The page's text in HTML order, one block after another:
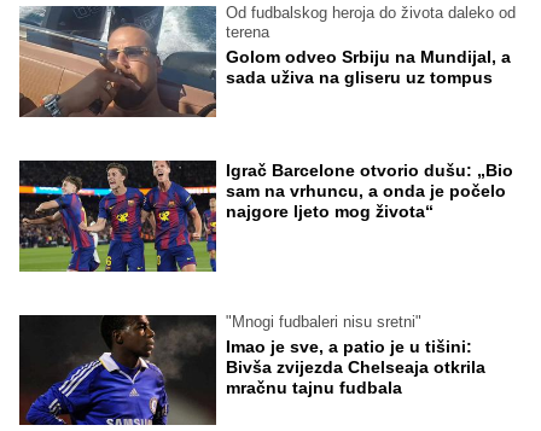
Od fudbalskog heroja do života daleko od
terena
Golom odveo Srbiju na Mundijal, a
sada uživa na gliseru uz tompus
Igrač Barcelone otvorio dušu: „Bio
sam na vrhuncu, a onda je počelo
najgore ljeto mog života“
"Mnogi fudbaleri nisu sretni"
Imao je sve, a patio je u tišini:
Bivša zvijezda Chelseaja otkrila
mračnu tajnu fudbala